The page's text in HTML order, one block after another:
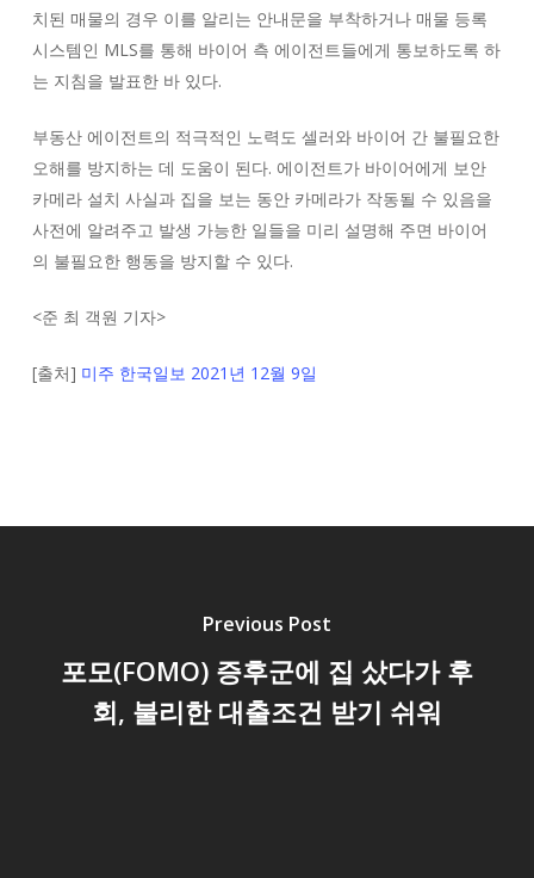
치된 매물의 경우 이를 알리는 안내문을 부착하거나 매물 등록
시스템인 MLS를 통해 바이어 측 에이전트들에게 통보하도록 하
는 지침을 발표한 바 있다.
부동산 에이전트의 적극적인 노력도 셀러와 바이어 간 불필요한
오해를 방지하는 데 도움이 된다. 에이전트가 바이어에게 보안
카메라 설치 사실과 집을 보는 동안 카메라가 작동될 수 있음을
사전에 알려주고 발생 가능한 일들을 미리 설명해 주면 바이어
의 불필요한 행동을 방지할 수 있다.
<준 최 객원 기자>
[출처] 미주 한국일보 2021년 12월 9일
Previous Post
포모(FOMO) 증후군에 집 샀다가 후
회, 불리한 대출조건 받기 쉬워